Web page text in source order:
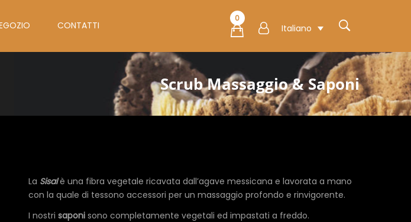
CONTATTI
0
Italiano
Scrub Massaggio & Saponi
La Sisalè una fibra vegetale ricavata dall’agave messicana e lavorata a mano
con la quale di tessono accessori per un massaggio profondo e rinvigorente.
I nostri saponi sono completamente vegetali ed impastati a freddo.